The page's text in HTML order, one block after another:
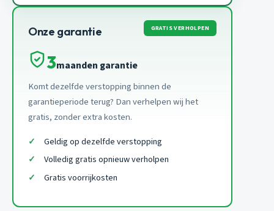
Onze garantie GRATIS VERHOLPEN
3maanden garantie
Komt dezelfde verstopping binnen de
garantieperiode terug? Dan verhelpen wij het
gratis, zonder extra kosten.
Geldig op dezelfde verstopping
Volledig gratis opnieuw verholpen
Gratis voorrijkosten